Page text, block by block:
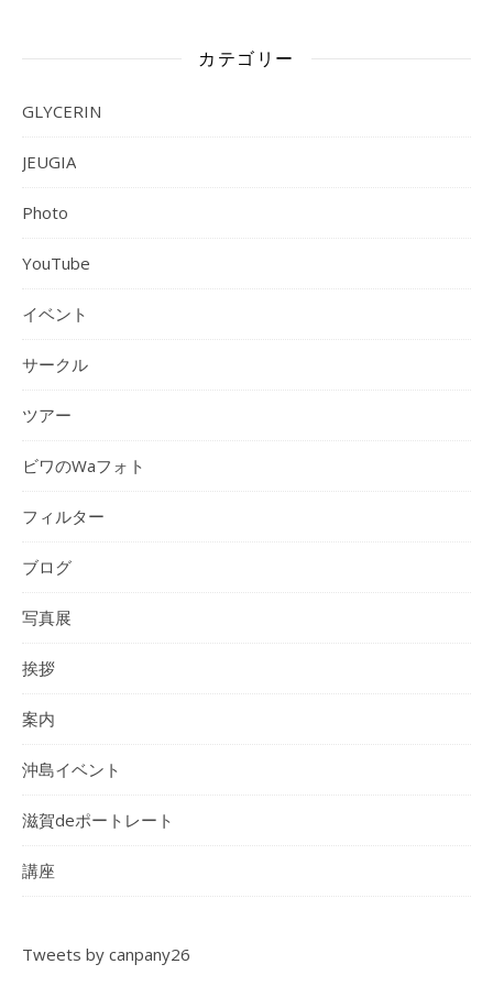
カテゴリー
GLYCERIN
JEUGIA
Photo
YouTube
イベント
サークル
ツアー
ビワのWaフォト
フィルター
ブログ
写真展
挨拶
案内
沖島イベント
滋賀deポートレート
講座
Tweets by canpany26